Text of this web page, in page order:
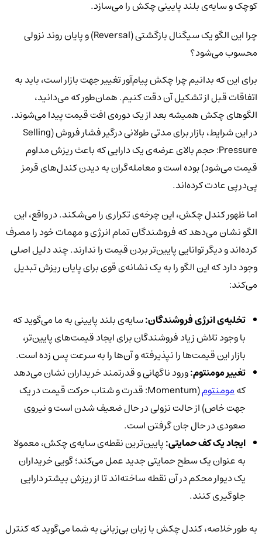
کوچک و سایه‌ی بلند پایینی چکش را می‌سازد.
چرا این الگو یک سیگنال بازگشتی (Reversal) و پایان روند نزولی
محسوب می‌شود؟
برای این که بدانیم چرا چکش پیام‌آور تغییر جهت بازار است، باید به
اتفاقات قبل از تشکیل آن دقت کنیم. همان‌طور که می‌دانید،
الگوهای چکش همیشه بعد از یک دوره‌ی افت قیمت پیدا می‌شوند.
در این شرایط، بازار برای مدتی طولانی درگیر فشار فروش (Selling
Pressure: حجم بالای عرضه‌ی یک دارایی که باعث ریزش مداوم
قیمت می‌شود) بوده است و معامله‌گران به دیدن کندل‌های قرمز
پی‌درپی عادت کرده‌اند.
اما ظهور کندل چکش، این چرخه‌ی تکراری را می‌شکند. در واقع، این
الگو نشان می‌دهد که فروشندگان تمام انرژی و مهمات خود را مصرف
کرده‌اند و دیگر توانایی پایین‌تر بردن قیمت را ندارند. چند دلیل اصلی
وجود دارد که این الگو را به یک نشانه‌ی قوی برای پایان ریزش تبدیل
می‌کند:
تخلیه‌ی انرژی فروشندگان:سایه‌ی بلند پایینی به ما می‌گوید که
با وجود تلاش زیاد فروشندگان برای ایجاد قیمت‌های پایین‌تر،
بازار این قیمت‌ها را نپذیرفته و آن‌ها را به سرعت پس زده است.
تغییر مومنتوم:ورود ناگهانی و قدرتمند خریداران نشان می‌دهد
کهمومنتوم
(Momentum: قدرت و شتاب حرکت قیمت در یک
جهت خاص) از حالت نزولی در حال ضعیف شدن است و نیروی
صعودی در حال جان گرفتن است.
ایجاد یک کف حمایتی:پایین‌ترین نقطه‌ی سایه‌ی چکش، معمولا
به عنوان یک سطح حمایتی جدید عمل می‌کند؛ گویی خریداران
یک دیوار محکم در آن نقطه ساخته‌اند تا از ریزش بیشتر دارایی
جلوگیری کنند.
به طور خلاصه، کندل چکش با زبان بی‌زبانی به شما می‌گوید که کنترل